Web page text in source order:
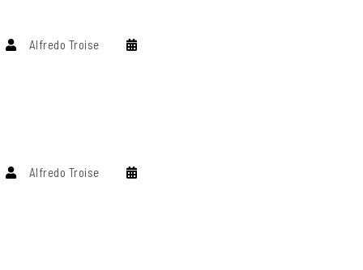
Alfredo Troise
Alfredo Troise